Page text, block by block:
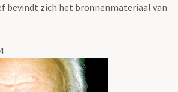
bevindt zich het bronnenmateriaal van